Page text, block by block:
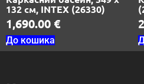
132 см, INTEX (26330)
1,690.00 €
До кошика